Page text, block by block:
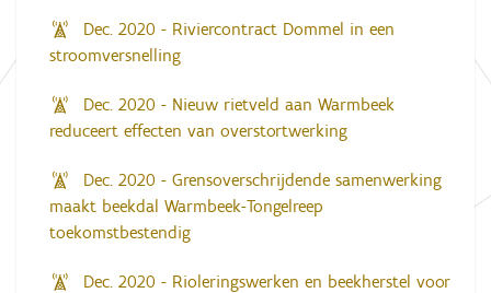
Dec. 2020 - Riviercontract Dommel in een
stroomversnelling
Dec. 2020 - Nieuw rietveld aan Warmbeek
reduceert effecten van overstortwerking
Dec. 2020 - Grensoverschrijdende samenwerking
maakt beekdal Warmbeek-Tongelreep
toekomstbestendig
Dec. 2020 - Rioleringswerken en beekherstel voor